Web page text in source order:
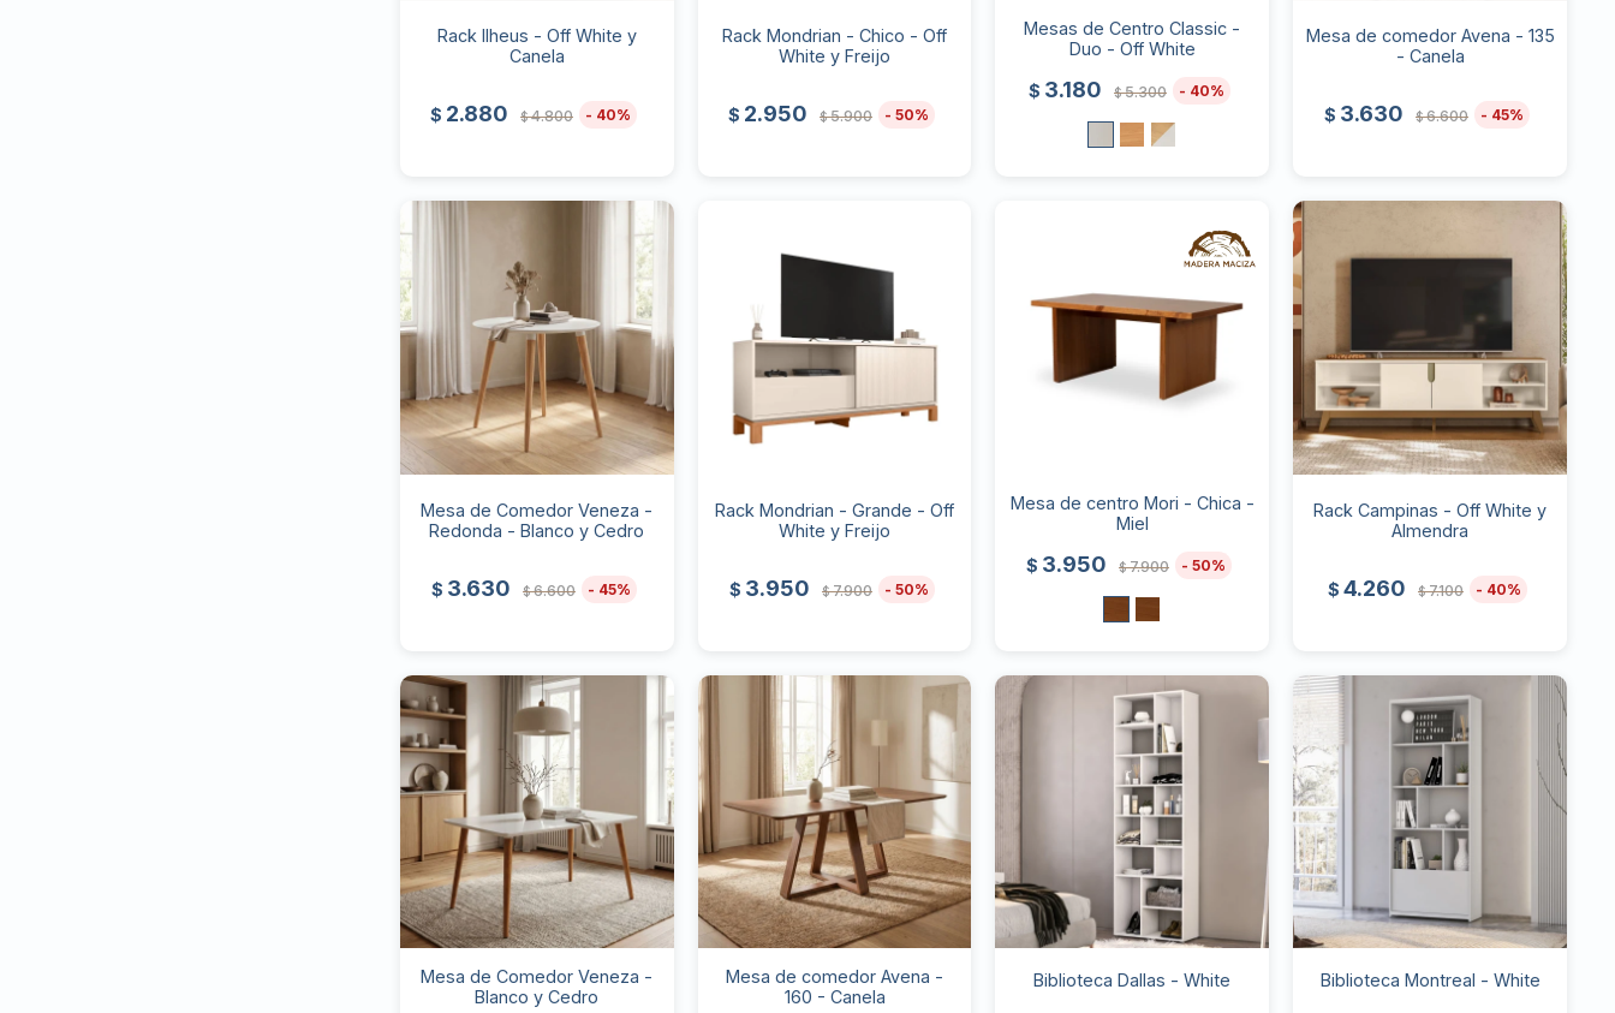
Rack Ilheus - Off White y
Canela
$ 2.880 $ 4.800 40
Rack Mondrian - Chico - Off
White y Freijo
$ 2.950 $ 5.900 50
Mesas de Centro Classic -
Duo - Off White
$ 3.180 $ 5.300 40
Mesa de comedor Avena - 135
- Canela
$ 3.630 $ 6.600 45
Mesa de Comedor Veneza -
Redonda - Blanco y Cedro
$ 3.630 $ 6.600 45
Rack Mondrian - Grande - Off
White y Freijo
$ 3.950 $ 7.900 50
Mesa de centro Mori - Chica -
Miel
$ 3.950 $ 7.900 50
Rack Campinas - Off White y
Almendra
$ 4.260 $ 7.100 40
Mesa de Comedor Veneza -
Blanco y Cedro
Mesa de comedor Avena -
160 - Canela
Biblioteca Dallas - White Biblioteca Montreal - White